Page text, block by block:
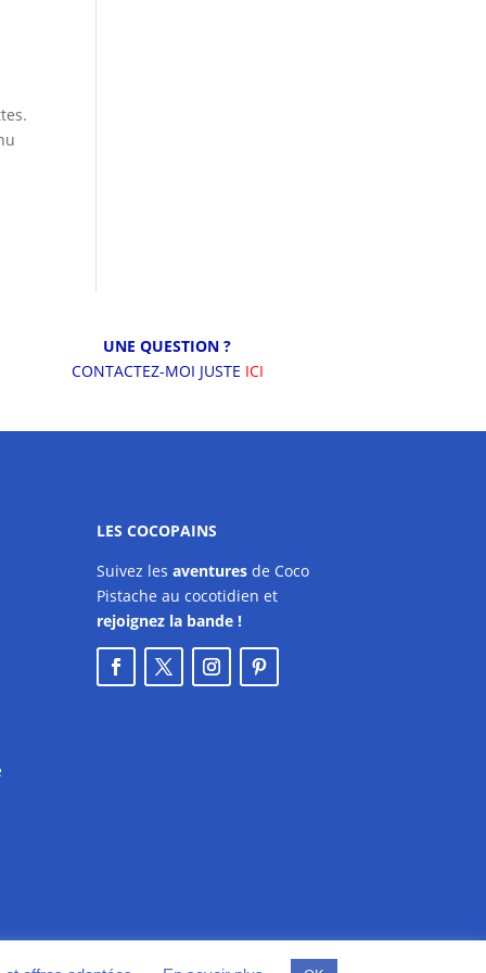
UNE QUESTION ?
CONTACTEZ-MOI JUSTE ICI
LES COCOPAINS
Suivez lesaventures de Coco
Pistache au cocotidien et
rejoignez la bande !